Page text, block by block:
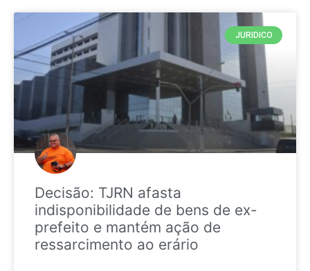
JURIDICO
Decisão: TJRN afasta
indisponibilidade de bens de ex-
prefeito e mantém ação de
ressarcimento ao erário